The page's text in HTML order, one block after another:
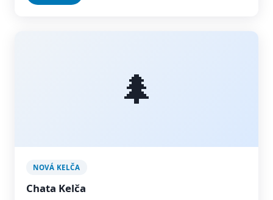
🌲
NOVÁ KELČA
Chata Kelča